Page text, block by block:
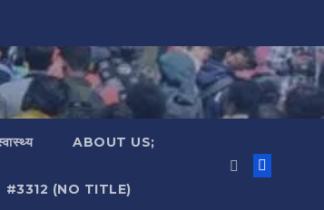
ABOUT US;
#3312 (NO TITLE)